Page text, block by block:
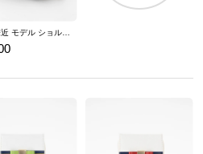
三日月宗近 モデル ショルダーバッグ 刀剣乱舞ONLINE